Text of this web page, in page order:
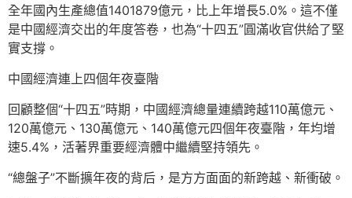
全年國內生產總值1401879億元，比上年增長5.0%。這不僅
是中國經濟交出的年度答卷，也為“十四五”圓滿收官供給了堅
實支撐。
中國經濟連上四個年夜臺階
回顧整個“十四五”時期，中國經濟總量連續跨越110萬億元、
120萬億元、130萬億元、140萬億元四個年夜臺階，年均增
速5.4%，活著界重要經濟體中繼續堅持領先。
“總盤子”不斷擴年夜的背后，是方方面面的新跨越、新衝破。